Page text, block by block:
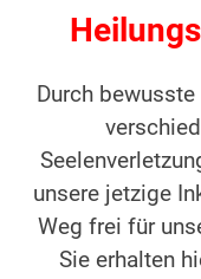
Durch
unsere jetzige
Weg frei für
Sie erhalten